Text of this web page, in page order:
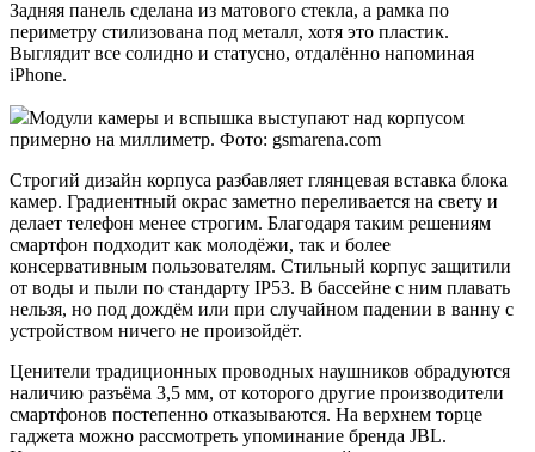
Задняя панель сделана из матового стекла, а рамка по
периметру стилизована под металл, хотя это пластик.
Выглядит все солидно и статусно, отдалённо напоминая
iPhone.
Модули камеры и вспышка выступают над корпусом
примерно на миллиметр. Фото: gsmarena.com
Строгий дизайн корпуса разбавляет глянцевая вставка блока
камер. Градиентный окрас заметно переливается на свету и
делает телефон менее строгим. Благодаря таким решениям
смартфон подходит как молодёжи, так и более
консервативным пользователям. Стильный корпус защитили
от воды и пыли по стандарту IP53. В бассейне с ним плавать
нельзя, но под дождём или при случайном падении в ванну с
устройством ничего не произойдёт.
Ценители традиционных проводных наушников обрадуются
наличию разъёма 3,5 мм, от которого другие производители
смартфонов постепенно отказываются. На верхнем торце
гаджета можно рассмотреть упоминание бренда JBL.